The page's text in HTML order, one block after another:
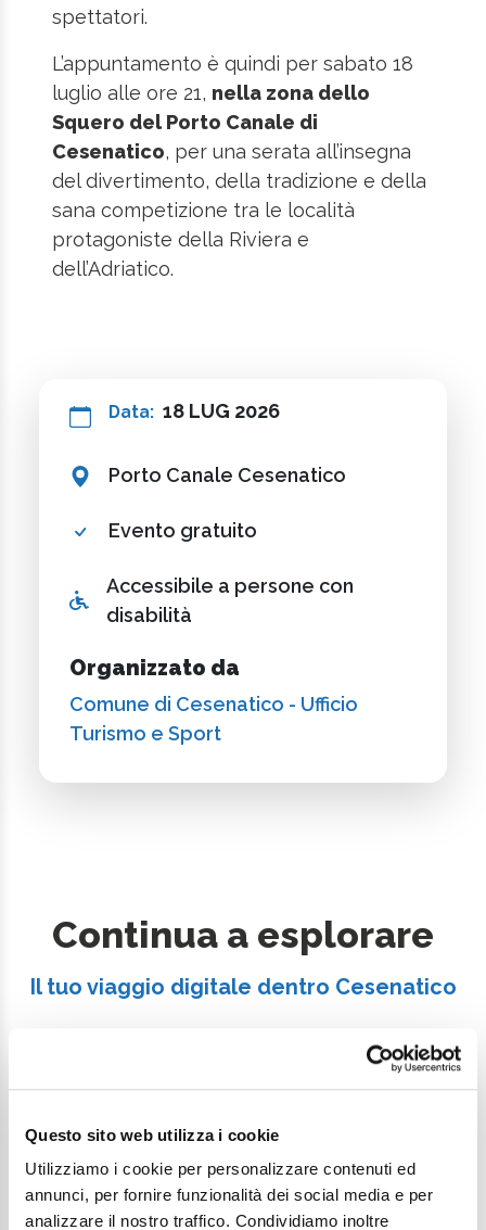
Questo sito web utilizza i cookie
Utilizziamo i cookie per personalizzare contenuti ed
annunci, per fornire funzionalità dei social media e per
analizzare il nostro traffico. Condividiamo inoltre
spettatori.
L’appuntamento è quindi per sabato 18
luglio alle ore 21, nella zona dello
Squero del Porto Canale di
Cesenatico, per una serata all’insegna
del divertimento, della tradizione e della
sana competizione tra le località
protagoniste della Riviera e
dell’Adriatico.
Data: 18 LUG 2026
Porto Canale Cesenatico
Evento gratuito
Accessibile a persone con
disabilità
Organizzato da
Comune di Cesenatico - Ufficio
Turismo e Sport
Continua a esplorare
Il tuo viaggio digitale dentro Cesenatico